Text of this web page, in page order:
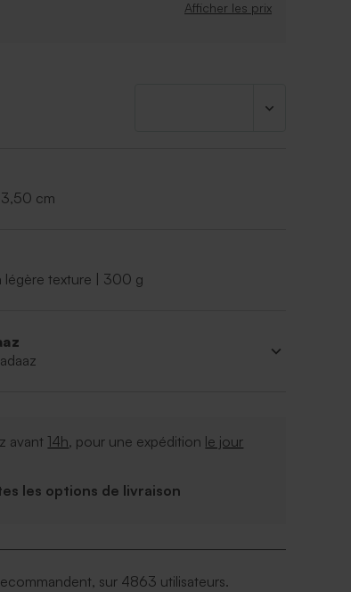
10 cm
Afficher les prix
cm
légère texture | 300 g
avant 14h, pour une expédition le jour
les options de livraison
sur 4863 utilisateurs.